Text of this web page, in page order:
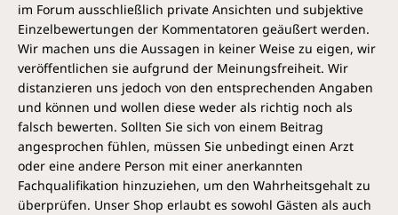
im Forum ausschließlich private Ansichten und subjektive
Einzelbewertungen der Kommentatoren geäußert werden.
Wir machen uns die Aussagen in keiner Weise zu eigen, wir
veröffentlichen sie aufgrund der Meinungsfreiheit. Wir
distanzieren uns jedoch von den entsprechenden Angaben
und können und wollen diese weder als richtig noch als
falsch bewerten. Sollten Sie sich von einem Beitrag
angesprochen fühlen, müssen Sie unbedingt einen Arzt
oder eine andere Person mit einer anerkannten
Fachqualifikation hinzuziehen, um den Wahrheitsgehalt zu
überprüfen. Unser Shop erlaubt es sowohl Gästen als auch